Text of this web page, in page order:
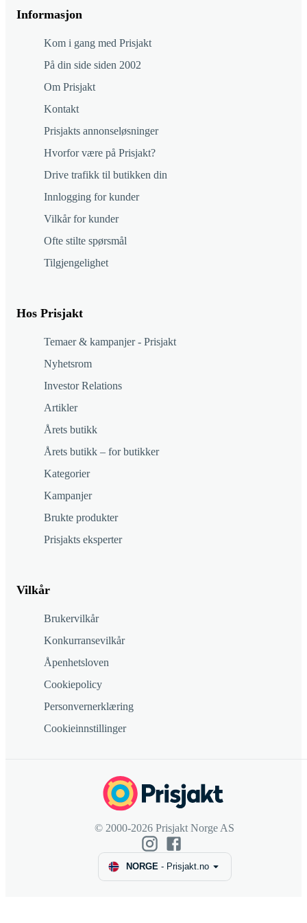
Informasjon
Kom i gang med Prisjakt
På din side siden 2002
Om Prisjakt
Kontakt
Prisjakts annonseløsninger
Hvorfor være på Prisjakt?
Drive trafikk til butikken din
Innlogging for kunder
Vilkår for kunder
Ofte stilte spørsmål
Tilgjengelighet
Hos Prisjakt
Temaer & kampanjer - Prisjakt
Nyhetsrom
Investor Relations
Artikler
Årets butikk
Årets butikk – for butikker
Kategorier
Kampanjer
Brukte produkter
Prisjakts eksperter
Vilkår
Brukervilkår
Konkurransevilkår
Åpenhetsloven
Cookiepolicy
Personvernerklæring
Cookieinnstillinger
© 2000-2026 Prisjakt Norge AS
NORGE- Prisjakt.no